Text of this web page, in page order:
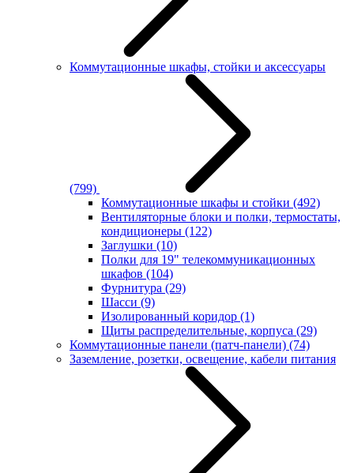
Коммутационные шкафы, стойки и аксессуары
(799)
Коммутационные шкафы и стойки (492)
Вентиляторные блоки и полки, термостаты,
кондиционеры (122)
Заглушки (10)
Полки для 19" телекоммуникационных
шкафов (104)
Фурнитура (29)
Шасси (9)
Изолированный коридор (1)
Щиты распределительные, корпуса (29)
Коммутационные панели (патч-панели) (74)
Заземление, розетки, освещение, кабели питания